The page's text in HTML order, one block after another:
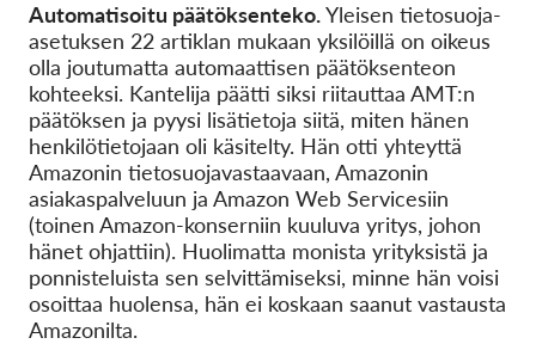
Automatisoitu päätöksenteko.Yleisen tietosuoja-
asetuksen 22 artiklan mukaan yksilöillä on oikeus
olla joutumatta automaattisen päätöksenteon
kohteeksi. Kantelija päätti siksi riitauttaa AMT:n
päätöksen ja pyysi lisätietoja siitä, miten hänen
henkilötietojaan oli käsitelty. Hän otti yhteyttä
Amazonin tietosuojavastaavaan, Amazonin
asiakaspalveluun ja Amazon Web Servicesiin
(toinen Amazon-konserniin kuuluva yritys, johon
hänet ohjattiin). Huolimatta monista yrityksistä ja
ponnisteluista sen selvittämiseksi, minne hän voisi
osoittaa huolensa, hän ei koskaan saanut vastausta
Amazonilta.